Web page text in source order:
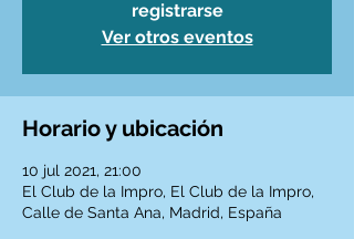
registrarse
Ver otros eventos
Horario y ubicación
10 jul 2021, 21:00
El Club de la Impro, El Club de la Impro,
Calle de Santa Ana, Madrid, España